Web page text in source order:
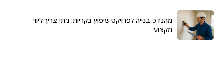
מהנדס בנייה לפרויקט שיפוץ בקריות: מתי צריך ליווי
מקצועי